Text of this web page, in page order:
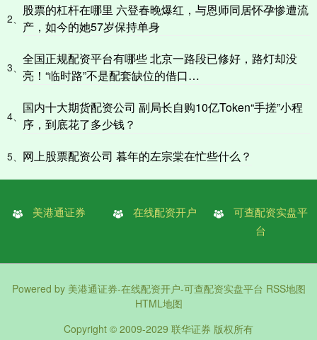
2、
股票的杠杆在哪里 六登春晚爆红，与恩师同居怀孕惨遭流
产，如今的她57岁保持单身
3、
全国正规配资平台有哪些 北京一路段已修好，路灯却没
亮！“临时路”不是配套缺位的借口…
4、
国内十大期货配资公司 副局长自购10亿Token“手搓”小程
序，到底花了多少钱？
5、 网上股票配资公司 暮年的左宗棠在忙些什么？
美港通证券 在线配资开户
可查配资实盘平
台
Powered by 美港通证券-在线配资开户-可查配资实盘平台 RSS地图
HTML地图
Copyright © 2009-2029 联华证券 版权所有